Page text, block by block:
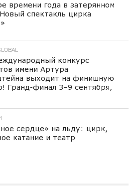
времени года в затерянном
спектакль цирка
конкурс
имени Артура
выходит на финишную
Гранд-финал 3–9 сентября,
сердце» на льду: цирк,
катание и театр